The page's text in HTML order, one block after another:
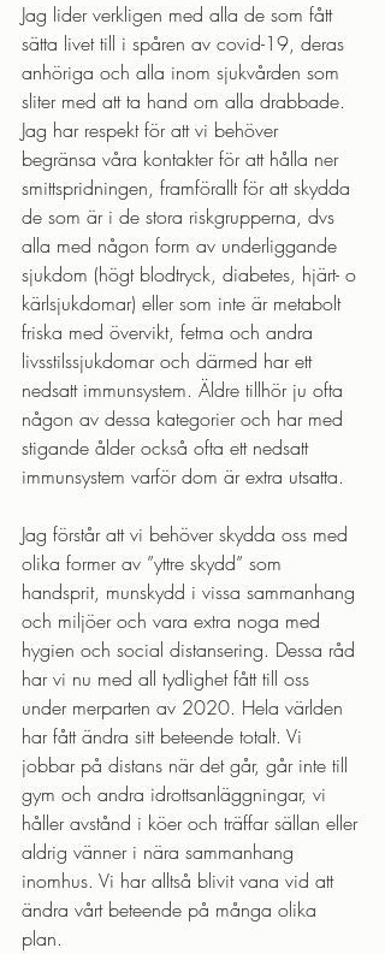
Jag lider verkligen med alla de som fått
sätta livet till i spåren av covid-19, deras
anhöriga och alla inom sjukvården som
sliter med att ta hand om alla drabbade.
Jag har respekt för att vi behöver
begränsa våra kontakter för att hålla ner
smittspridningen, framförallt för att skydda
de som är i de stora riskgrupperna, dvs
alla med någon form av underliggande
sjukdom (högt blodtryck, diabetes, hjärt- o
kärlsjukdomar) eller som inte är metabolt
friska med övervikt, fetma och andra
livsstilssjukdomar och därmed har ett
nedsatt immunsystem. Äldre tillhör ju ofta
någon av dessa kategorier och har med
stigande ålder också ofta ett nedsatt
immunsystem varför dom är extra utsatta.
Jag förstår att vi behöver skydda oss med
olika former av ”yttre skydd” som
handsprit, munskydd i vissa sammanhang
och miljöer och vara extra noga med
hygien och social distansering. Dessa råd
har vi nu med all tydlighet fått till oss
under merparten av 2020. Hela världen
har fått ändra sitt beteende totalt. Vi
jobbar på distans när det går, går inte till
gym och andra idrottsanläggningar, vi
håller avstånd i köer och träffar sällan eller
aldrig vänner i nära sammanhang
inomhus. Vi har alltså blivit vana vid att
ändra vårt beteende på många olika
plan.